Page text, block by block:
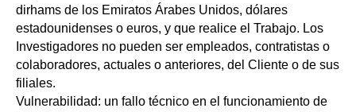
dirhams de los Emiratos Árabes Unidos, dólares
estadounidenses o euros, y que realice el Trabajo. Los
Investigadores no pueden ser empleados, contratistas o
colaboradores, actuales o anteriores, del Cliente o de sus
filiales.
Vulnerabilidad: un fallo técnico en el funcionamiento de